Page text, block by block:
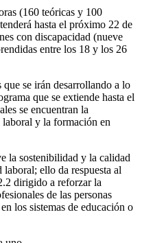
(160 teóricas y 100
hasta el próximo 22 de
con discapacidad (nueve
entre los 18 y los 26
se irán desarrollando a lo
que se extiende hasta el
se encuentran la
y la formación en
la sostenibilidad y la calidad
ello da respuesta al
dirigido a reforzar la
de las personas
los sistemas de educación o